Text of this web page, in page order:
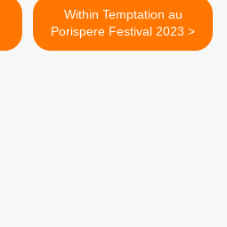
Within Temptation au
Porispere Festival 2023 >